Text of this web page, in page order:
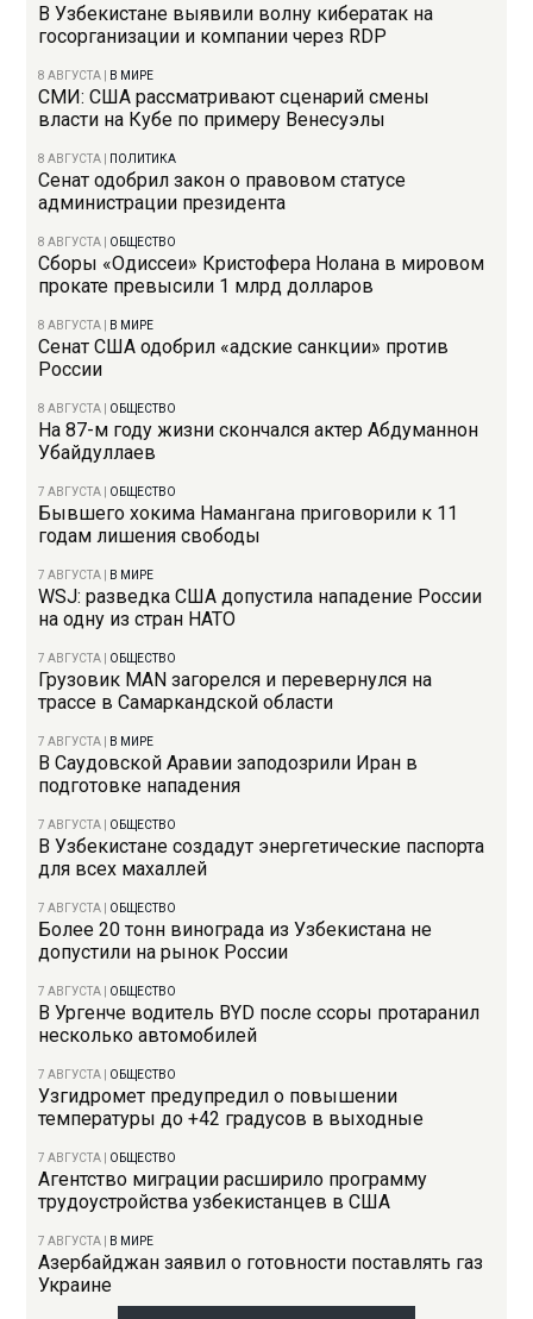
В Узбекистане выявили волну кибератак на
госорганизации и компании через RDP
8 АВГУСТА В МИРЕ
СМИ: США рассматривают сценарий смены
власти на Кубе по примеру Венесуэлы
8 АВГУСТА ПОЛИТИКА
Сенат одобрил закон о правовом статусе
администрации президента
8 АВГУСТА ОБЩЕСТВО
Сборы «Одиссеи» Кристофера Нолана в мировом
прокате превысили 1 млрд долларов
8 АВГУСТА В МИРЕ
Сенат США одобрил «адские санкции» против
России
8 АВГУСТА ОБЩЕСТВО
На 87-м году жизни скончался актер Абдуманнон
Убайдуллаев
7 АВГУСТА ОБЩЕСТВО
Бывшего хокима Намангана приговорили к 11
годам лишения свободы
7 АВГУСТА В МИРЕ
WSJ: разведка США допустила нападение России
на одну из стран НАТО
7 АВГУСТА ОБЩЕСТВО
Грузовик MAN загорелся и перевернулся на
трассе в Самаркандской области
7 АВГУСТА В МИРЕ
В Саудовской Аравии заподозрили Иран в
подготовке нападения
7 АВГУСТА ОБЩЕСТВО
В Узбекистане создадут энергетические паспорта
для всех махаллей
7 АВГУСТА ОБЩЕСТВО
Более 20 тонн винограда из Узбекистана не
допустили на рынок России
7 АВГУСТА ОБЩЕСТВО
В Ургенче водитель BYD после ссоры протаранил
несколько автомобилей
7 АВГУСТА ОБЩЕСТВО
Узгидромет предупредил о повышении
температуры до +42 градусов в выходные
7 АВГУСТА ОБЩЕСТВО
Агентство миграции расширило программу
трудоустройства узбекистанцев в США
7 АВГУСТА В МИРЕ
Азербайджан заявил о готовности поставлять газ
Украине